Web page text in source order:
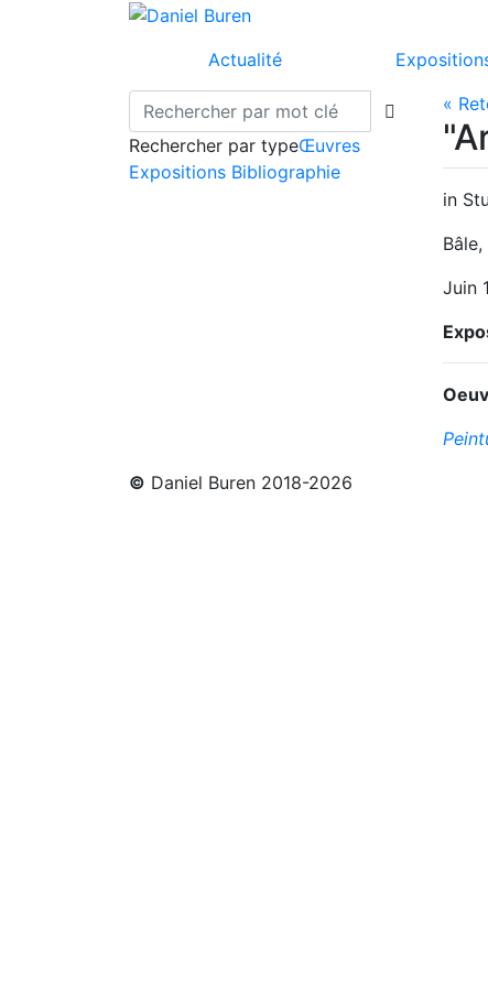
Actualité
Rechercher par typeŒuvres
Expositions Bibliographie
«
in
Bâle,
Juin
© Daniel Buren 2018-2026